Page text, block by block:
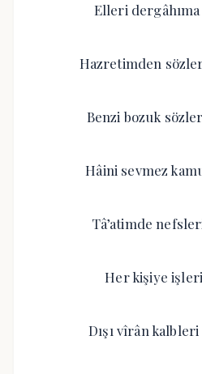
Elleri
Hazretimden
Benzi bozuk
Hâini sevmez
Tâ’atimde
Her kişiye
Dışı vîrân